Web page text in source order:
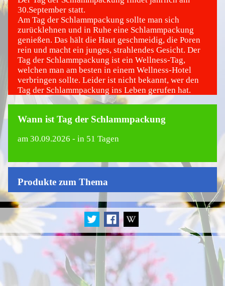
©
30.September statt.
Am Tag der Schlammpackung sollte man sich
zurücklehnen und in Ruhe eine Schlammpackung
genießen. Das hält die Haut geschmeidig, die Poren
rein und macht ein junges, strahlendes Gesicht. Der
Tag der Schlammpackung ist ein Wellness-Tag,
welchen man am besten in einem Wellness-Hotel
verbringen sollte. Leider ist nicht bekannt, wer den
Tag der Schlammpackung ins Leben gerufen hat.
Wann ist Tag der Schlammpackung
am 30.09.2026 - in 51 Tagen
Produkte zum Thema